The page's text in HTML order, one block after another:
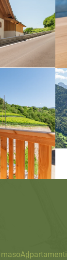
Appartamenti